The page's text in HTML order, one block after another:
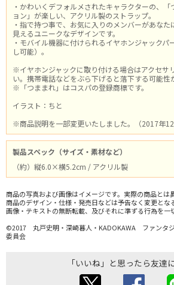
・かわいくデフォルメされたキャラクターの、「
ョン」が楽しい、アクリル製のストラップ。
・指で持つ事で、お気に入りのメンバーがあなた
見えるユニークなデザインです。
・モバイル機器に付けられるイヤホンジャック
し可能）。
※イヤホンジャックに取り付ける場合はアクセサ
い。携帯電話などをぶら下げると落下する可能性
※「つままれ」はコスパの登録商標です。
イラスト：ちと
※商品説明を一部変更いたしました。（2017年12
製品スペック（サイズ・素材など）
（約）縦6.0×横5.2cm / アクリル製
商品の写真および画像はイメージです。実際の商品とは
商品のデザイン・仕様・発売日などは予告なく変更とな
画像・テキストの無断転載、及びそれに準ずる行為を一
©2017 丸戸史明・深崎暮人・KADOKAWA ファンタ
委員会
「いいね」と思ったら友達